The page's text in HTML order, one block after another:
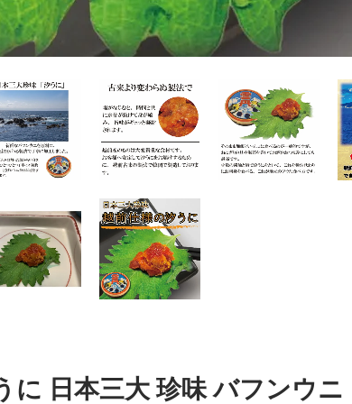
に 日本三大 珍味 バフンウ